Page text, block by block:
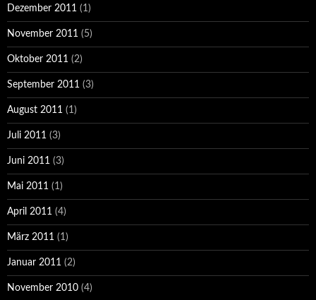
Dezember 2011 (1)
November 2011 (5)
Oktober 2011 (2)
September 2011 (3)
August 2011 (1)
Juli 2011 (3)
Juni 2011 (3)
Mai 2011 (1)
April 2011 (4)
März 2011 (1)
Januar 2011 (2)
November 2010 (4)